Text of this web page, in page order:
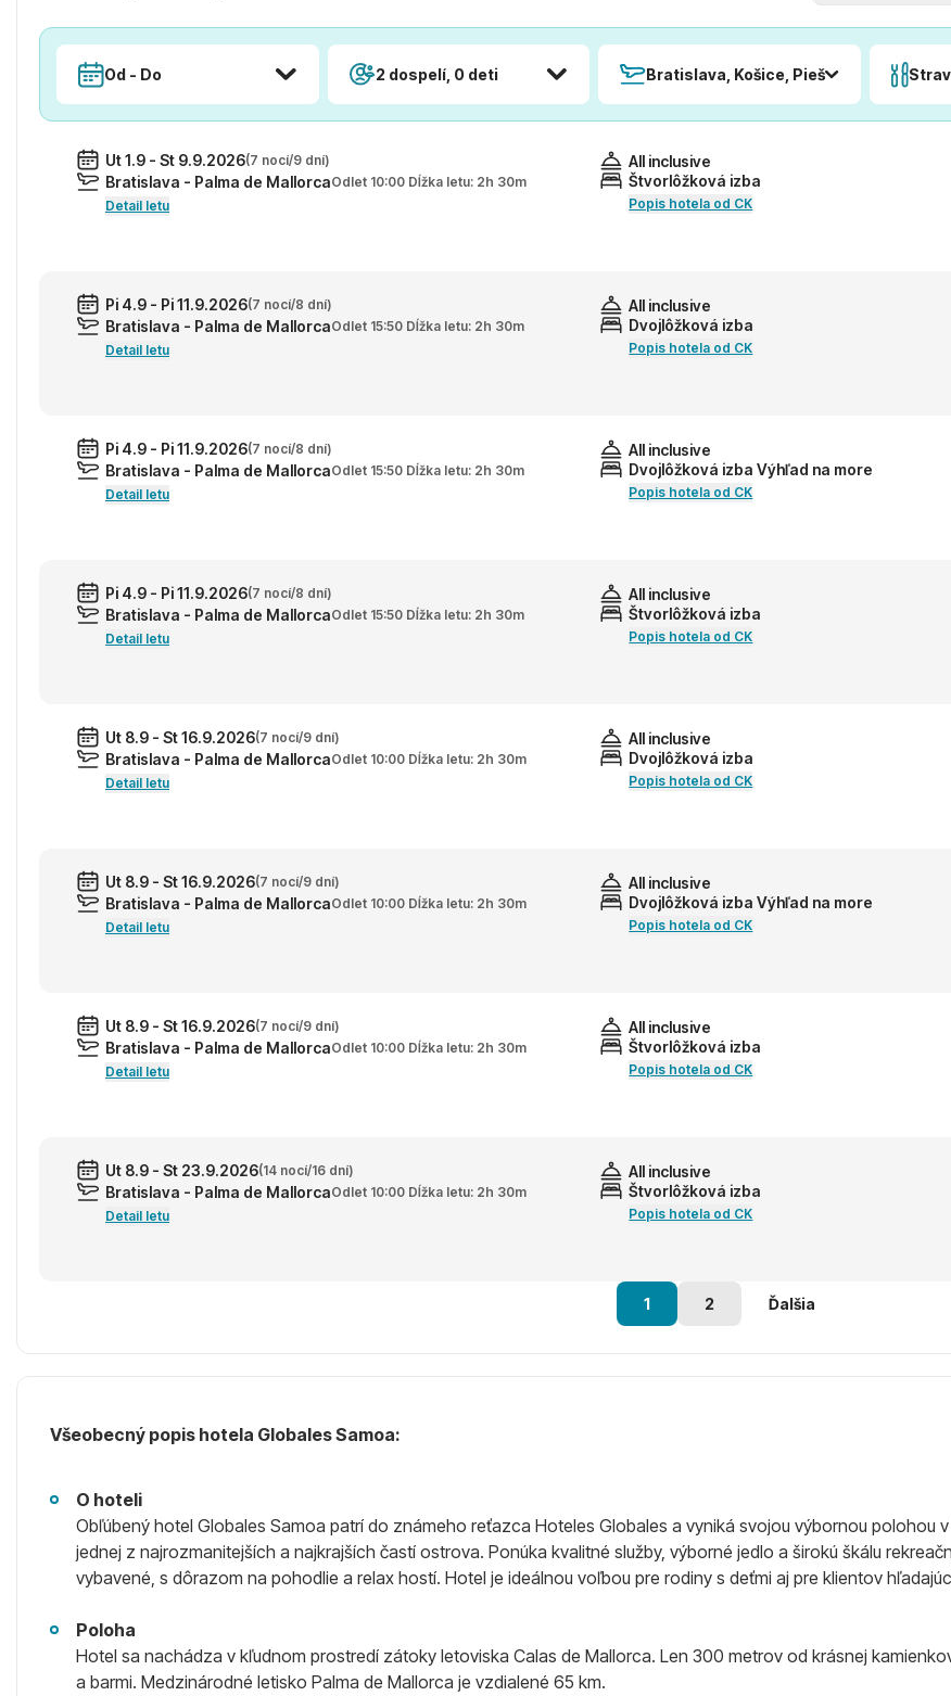
Od - Do 2 dospelí, 0 deti Bratislava, Košice, Piešťany, Poprad
Ut 1.9 - St 9.9.2026(7 nocí/9 dní)
Bratislava - Palma de MallorcaOdlet 10:00 Dĺžka letu: 2h 30m
Detail letu
All inclusive
Štvorlôžková izba
Popis hotela od CK
Pi 4.9 - Pi 11.9.2026(7 nocí/8 dní)
Bratislava - Palma de MallorcaOdlet 15:50 Dĺžka letu: 2h 30m
Detail letu
All inclusive
Dvojlôžková izba
Popis hotela od CK
Pi 4.9 - Pi 11.9.2026(7 nocí/8 dní)
Bratislava - Palma de MallorcaOdlet 15:50 Dĺžka letu: 2h 30m
Detail letu
All inclusive
Dvojlôžková izba Výhľad na more
Popis hotela od CK
Pi 4.9 - Pi 11.9.2026(7 nocí/8 dní)
Bratislava - Palma de MallorcaOdlet 15:50 Dĺžka letu: 2h 30m
Detail letu
All inclusive
Štvorlôžková izba
Popis hotela od CK
Ut 8.9 - St 16.9.2026(7 nocí/9 dní)
Bratislava - Palma de MallorcaOdlet 10:00 Dĺžka letu: 2h 30m
Detail letu
All inclusive
Dvojlôžková izba
Popis hotela od CK
Ut 8.9 - St 16.9.2026(7 nocí/9 dní)
Bratislava - Palma de MallorcaOdlet 10:00 Dĺžka letu: 2h 30m
Detail letu
All inclusive
Dvojlôžková izba Výhľad na more
Popis hotela od CK
Ut 8.9 - St 16.9.2026(7 nocí/9 dní)
Bratislava - Palma de MallorcaOdlet 10:00 Dĺžka letu: 2h 30m
Detail letu
All inclusive
Štvorlôžková izba
Popis hotela od CK
Ut 8.9 - St 23.9.2026(14 nocí/16 dní)
Bratislava - Palma de MallorcaOdlet 10:00 Dĺžka letu: 2h 30m
Detail letu
All inclusive
Štvorlôžková izba
Popis hotela od CK
1 2 Ďalšia
Všeobecný popis hotela Globales Samoa:
O hoteli
Obľúbený hotel Globales Samoa patrí do známeho reťazca Hoteles Globales a vyniká svojou výbornou polohou
jednej z najrozmanitejších a najkrajších častí ostrova. Ponúka kvalitné služby, výborné jedlo a širokú škálu
vybavené, s dôrazom na pohodlie a relax hostí. Hotel je ideálnou voľbou pre rodiny s deťmi aj pre klientov
Poloha
Hotel sa nachádza v kľudnom prostredí zátoky letoviska Calas de Mallorca. Len 300 metrov od krásnej
a barmi. Medzinárodné letisko Palma de Mallorca je vzdialené 65 km.